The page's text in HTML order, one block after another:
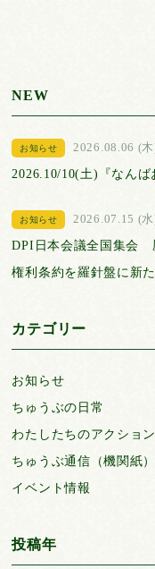
NEW
お知らせ
2026.08.06 (
2026.10/10(土)『なんば
お知らせ
2026.07.15 (
DPI日本会議全国集会
権利条約を羅針盤に新
カテゴリー
お知らせ
ちゅうぶの日常
わたしたちのアクション
ちゅうぶ通信（機関紙）
イベント情報
投稿年